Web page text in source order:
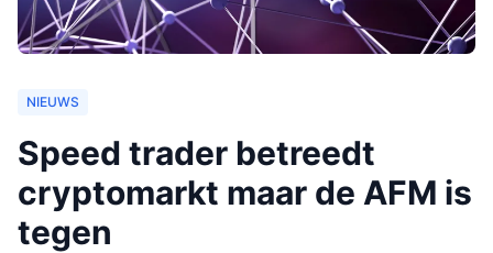
NIEUWS
Speed trader betreedt
cryptomarkt maar de AFM is
tegen